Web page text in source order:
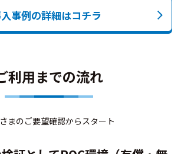
事例の詳細はコチラ
利用までの流れ
まのご要望確認からスタート